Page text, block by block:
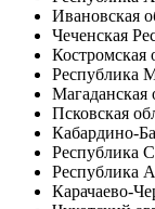
Ивановская
Чеченская
Костромская
Республика
Магаданская
Псковская
Кабардино-
Республика
Республика
Карачаево-